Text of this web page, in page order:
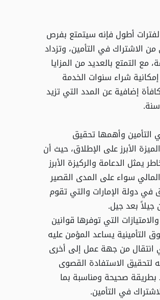
أطول فإنه سيتمتع بفرص
الاشتراك في التأمين، وتزداد
التمتع بالعديد من المزايا
شراء سنوات الخدمة
إضافية عن المدد التي تزيد
التأمين وأهمها تحقيق
الأبرز على الإطلاق، حيث أن
الدعامة والركيزة الأبرز
سواء على المدى القصير
دولة الإمارات والتي تقوم
جيلاً بعد جيل.
التي توفرها قوانين
يساعد المؤمن عليه
انتقال من جهة عمل إلى أخرى
لتحقيق الاستفادة القصوى
بطريقة صحيحة ومناسبة بما
في التأمين.